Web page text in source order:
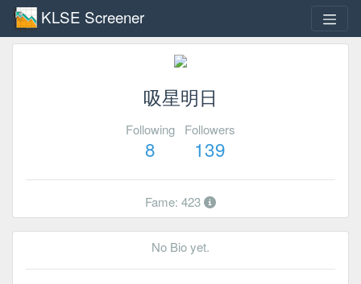
KLSE Screener
吸星明日
Following
8
Followers
139
Fame: 423
No Bio yet.